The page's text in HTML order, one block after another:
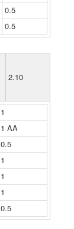
0.5
0.5
2.10
1
1 ΑΑ
0.5
1
1
1
0.5